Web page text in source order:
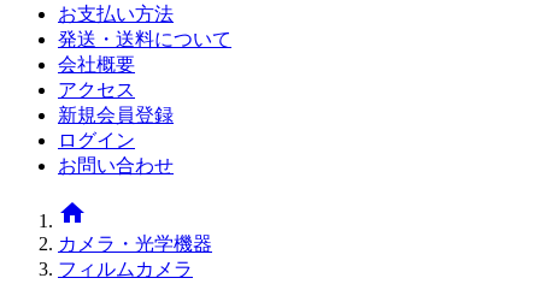
お支払い方法
発送・送料について
会社概要
アクセス
新規会員登録
ログイン
お問い合わせ
home
カメラ・光学機器
フィルムカメラ